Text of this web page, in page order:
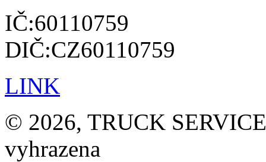
IČ:60110759
DIČ:CZ60110759
LINK
© 2026, TRUCK
vyhrazena